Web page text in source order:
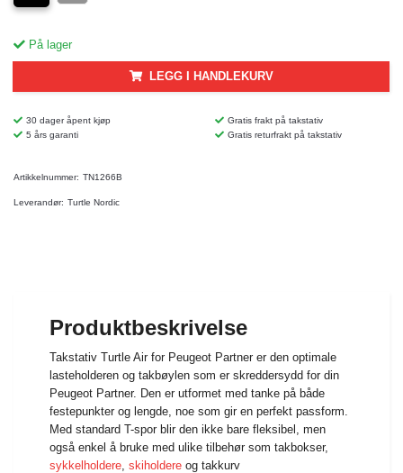
På lager
LEGG I HANDLEKURV
30 dager åpent kjøp
Gratis frakt på takstativ
5 års garanti
Gratis returfrakt på takstativ
Artikkelnummer: TN1266B
Leverandør: Turtle Nordic
Produktbeskrivelse
Takstativ Turtle Air for Peugeot Partner er den optimale
lasteholderen og takbøylen som er skreddersydd for din
Peugeot Partner. Den er utformet med tanke på både
festepunkter og lengde, noe som gir en perfekt passform.
Med standard T-spor blir den ikke bare fleksibel, men
også enkel å bruke med ulike tilbehør som takbokser,
sykkelholdere skiholdere og takkurv